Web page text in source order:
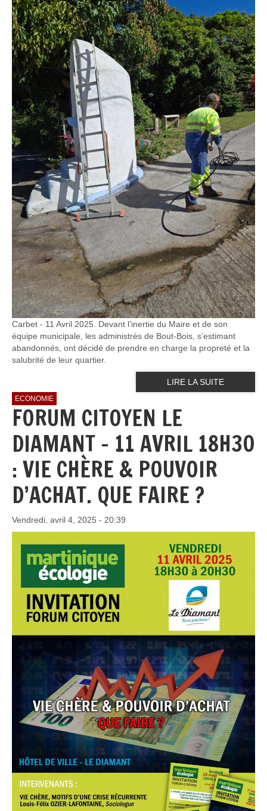
Carbet - 11 Avril 2025. Devant l’inertie du Maire et de son
équipe municipale, les administrés de Bout-Bois, s’estimant
abandonnés, ont décidé de prendre en charge la propreté et la
salubrité de leur quartier.
LIRE LA SUITE
ECONOMIE
FORUM CITOYEN LE
DIAMANT - 11 AVRIL 18H30
: VIE CHÈRE & POUVOIR
D’ACHAT. QUE FAIRE ?
Vendredi, avril 4, 2025 - 20:39